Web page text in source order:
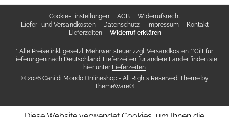
Cookie-Einstellungen AGB
Widerrufsrecht
Liefer- und Versandkosten
Datenschutz Impressum
Kontakt
Lieferzeiten
Widerruf erklären
* Alle Preise inkl. gesetzl. Mehrwertsteuer zzgl. Versandkosten **Gilt für
Lieferungen nach Deutschland. Lieferzeiten für andere Länder finden sie
hier unter Lieferzeiten
© 2026 Cani di Mondo Onlineshop - All Rights Reserved. Theme by
ThemeWare®